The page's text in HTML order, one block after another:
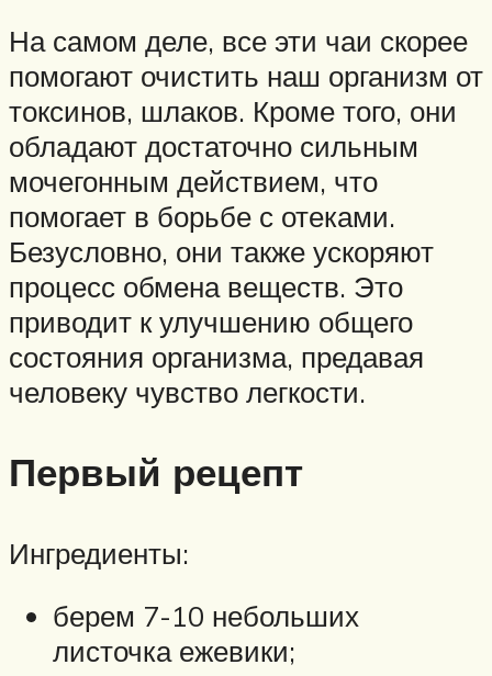
На самом деле, все эти чаи скорее
помогают очистить наш организм от
токсинов, шлаков. Кроме того, они
обладают достаточно сильным
мочегонным действием, что
помогает в борьбе с отеками.
Безусловно, они также ускоряют
процесс обмена веществ. Это
приводит к улучшению общего
состояния организма, предавая
человеку чувство легкости.
Первый рецепт
Ингредиенты:
берем 7-10 небольших
листочка ежевики;